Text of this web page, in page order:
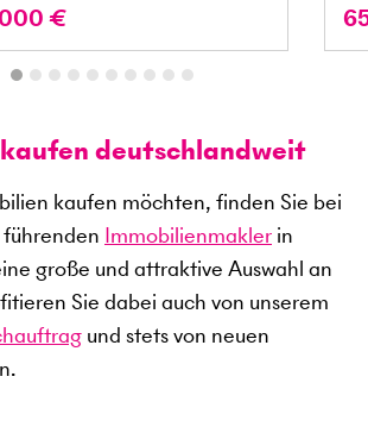
€
deutschlandweit
kaufen möchten, finden Sie bei
Immobilienmakler in
große und attraktive Auswahl an
Sie dabei auch von unserem
und stets von neuen